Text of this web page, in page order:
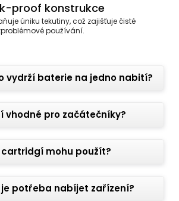
proof konstrukce
úniku tekutiny, což zajišťuje čisté
používání.
vydrží baterie na jedno nabití?
vhodné pro začátečníky?
mohu použít?
potřeba nabíjet zařízení?